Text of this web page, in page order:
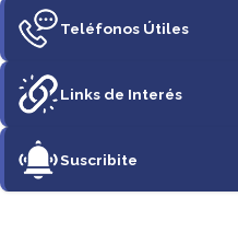
Teléfonos Útiles
Links de Interés
Suscribite